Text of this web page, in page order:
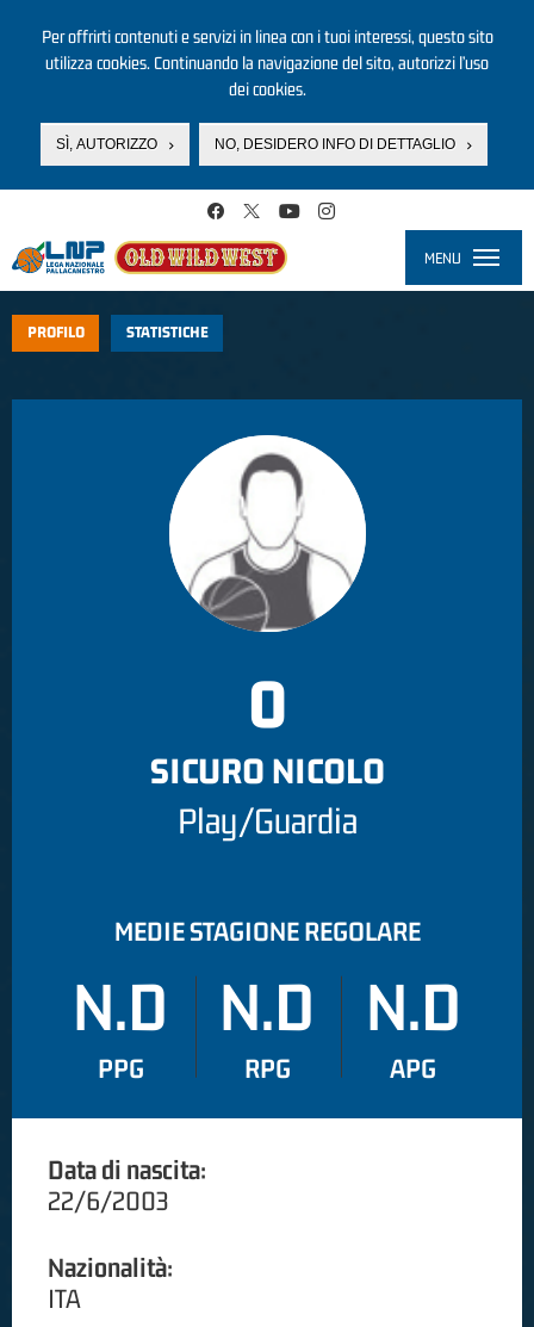
Per offrirti contenuti e servizi in linea con i tuoi interessi, questo sito
utilizza cookies. Continuando la navigazione del sito, autorizzi l’uso
dei cookies.
SÌ, AUTORIZZO NO, DESIDERO INFO DI DETTAGLIO
MENU
PROFILO STATISTICHE
0
SICURO NICOLO
Play/Guardia
MEDIE STAGIONE REGOLARE
N.D
PPG
N.D
RPG
N.D
APG
Data di nascita:
22/6/2003
Nazionalità:
ITA